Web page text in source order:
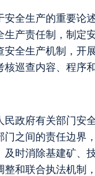
全生产的重要论
产责任制，制定
全生产机制，开
巡查内容、程序
政府有关部门安
之间的责任边界
时消除基建矿、
和联合执法机制